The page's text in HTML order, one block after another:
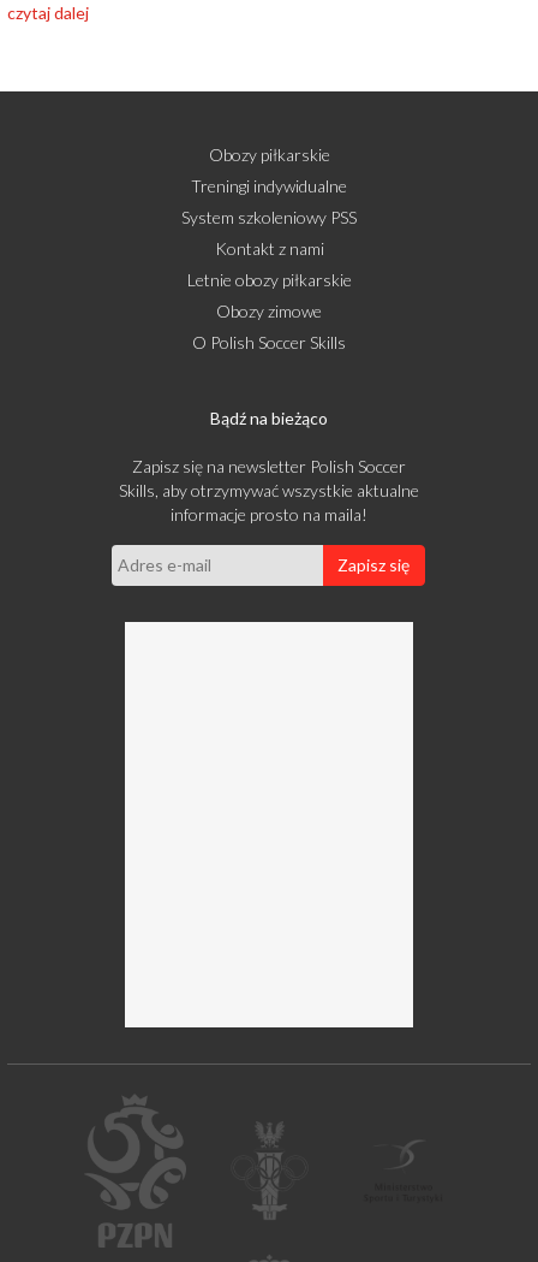
czytaj dalej
Obozy piłkarskie
Treningi indywidualne
System szkoleniowy PSS
Kontakt z nami
Letnie obozy piłkarskie
Obozy zimowe
O Polish Soccer Skills
Bądź na bieżąco
Zapisz się na newsletter Polish Soccer
Skills, aby otrzymywać wszystkie aktualne
informacje prosto na maila!
Zapisz się